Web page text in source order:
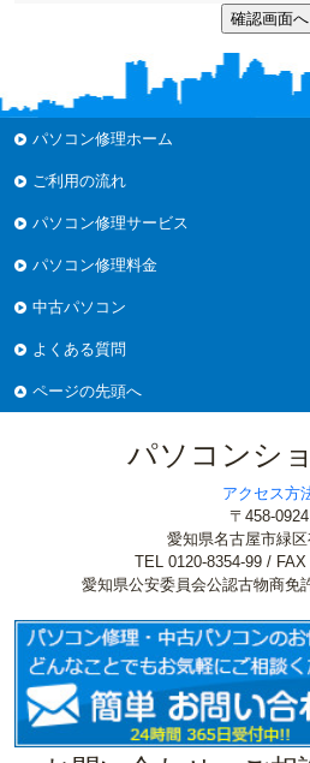
パソコン修理ホーム
ご利用の流れ
パソコン修理サービス
パソコン修理料金
中古パソコン
よくある質問
ページの先頭へ
パソコンシ
アクセス方
〒458-0924
愛知県名古屋市緑
TEL 0120-8354-99 / FAX
愛知県公安委員会公認古物商免